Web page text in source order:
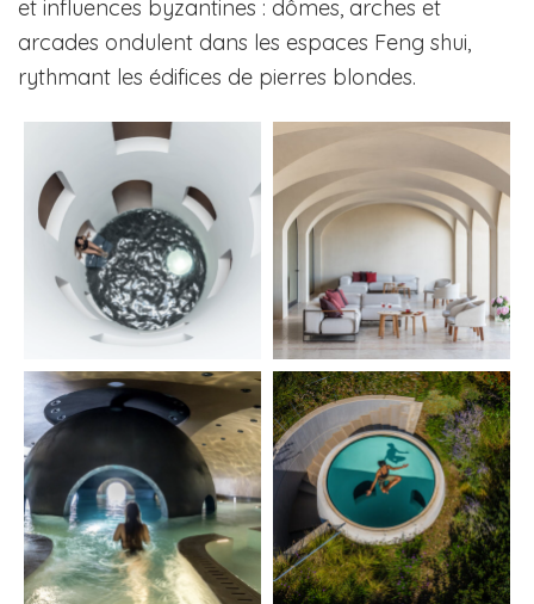
et influences byzantines : dômes, arches et
arcades ondulent dans les espaces Feng shui,
rythmant les édifices de pierres blondes.